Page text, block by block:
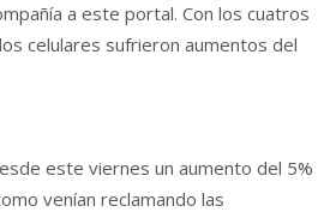
a este portal. Con los cuatros
celulares sufrieron aumentos del
este viernes un aumento del 5%
venían reclamando las